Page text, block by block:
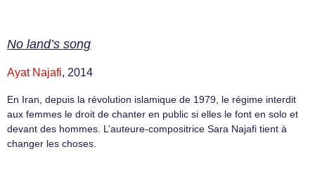
No land’s song
Ayat Najafi, 2014
En Iran, depuis la révolution islamique de 1979, le régime interdit
aux femmes le droit de chanter en public si elles le font en solo et
devant des hommes. L’auteure-compositrice Sara Najafi tient à
changer les choses.